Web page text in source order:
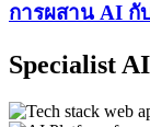
การผสาน AI กั
Specialist